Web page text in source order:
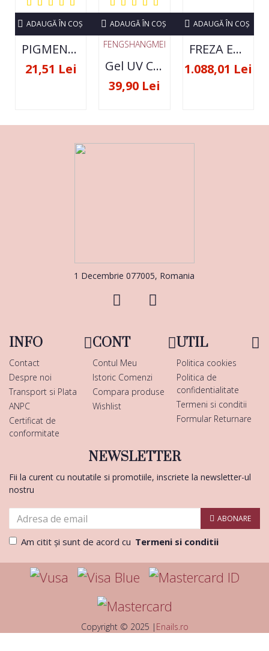
PIGMENT NEON SET 12 CULORI
21,51 Lei
ADAUGĂ ÎN COŞ
FENGSHANGMEI
Gel UV Constructie FSM 50ML - 07
39,90 Lei
ADAUGĂ ÎN COŞ
FREZA ELECTRICA STRONG 210 35000 RPM- ORIGINALA
1.088,01 Lei
ADAUGĂ ÎN COŞ
1 Decembrie 077005, Romania
INFO
Contact
Despre noi
Transport si Plata
ANPC
Certificat de
conformitate
CONT
Contul Meu
Istoric Comenzi
Compara produse
Wishlist
UTIL
Politica cookies
Politica de
confidentialitate
Termeni si conditii
Formular Returnare
NEWSLETTER
Fii la curent cu noutatile si promotiile, inscriete la newsletter-ul
nostru
ABONARE
Am citit şi sunt de acord cu Termeni si conditii
Copyright © 2025 | Enails.ro